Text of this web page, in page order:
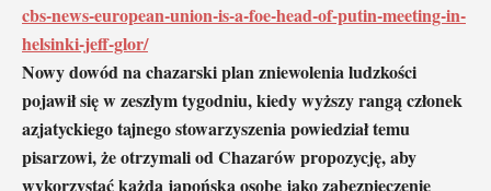
cbs-news-european-union-is-a-foe-head-of-putin-meeting-in-
helsinki-jeff-glor/
Nowy dowód na chazarski plan zniewolenia ludzkości
pojawił się w zeszłym tygodniu, kiedy wyższy rangą członek
azjatyckiego tajnego stowarzyszenia powiedział temu
pisarzowi, że otrzymali od Chazarów propozycję, aby
wykorzystać każdą japońską osobę jako zabezpieczenie